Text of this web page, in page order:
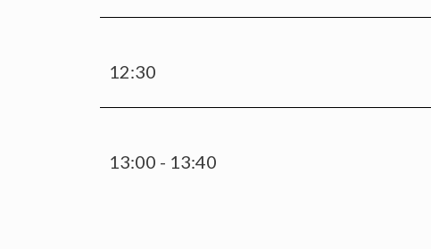
12:30
13:00 - 13:40